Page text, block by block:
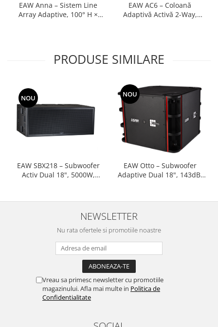
EAW Anna – Sistem Line
Array Adaptive, 100° H ×
EAW AC6 – Coloană
Adaptivă Activă 2-Way,
PRODUSE SIMILARE
NOU
EAW SBX218 – Subwoofer
Activ Dual 18", 5000W,
NOU
EAW Otto – Subwoofer
Adaptive Dual 18", 143dB,
NEWSLETTER
Nu rata ofertele si promotiile noastre
Vreau sa primesc newsletter cu promotiile
magazinului. Afla mai multe in Politica de
Confidentialitate